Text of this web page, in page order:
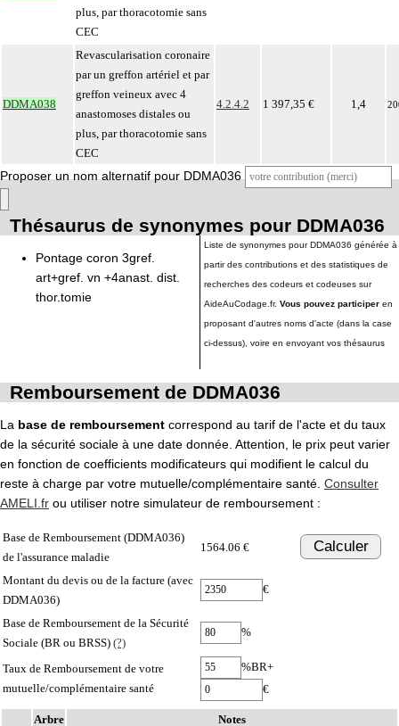
plus, par thoracotomie sans
CEC
DDMA038
Revascularisation coronaire
par un greffon artériel et par
greffon veineux avec 4
anastomoses distales ou
plus, par thoracotomie sans
CEC
4.2.4.2 1 397,35 € 1,4
Proposer un nom alternatif pour DDMA036
Thésaurus de synonymes pour DDMA036
Pontage coron 3gref.
art+gref. vn +4anast. dist.
thor.tomie
Liste de synonymes pour DDMA036 générée à
partir des contributions et des statistiques de
recherches des codeurs et codeuses sur
AideAuCodage.fr. Vous pouvez participer en
proposant d'autres noms d'acte (dans la case
ci-dessus), voire en envoyant vos thésaurus
Remboursement de DDMA036
La base de remboursement correspond au tarif de l'acte et du taux
de la sécurité sociale à une date donnée. Attention, le prix peut varier
en fonction de coefficients modificateurs qui modifient le calcul du
reste à charge par votre mutuelle/complémentaire santé. Consulter
AMELI.fr ou utiliser notre simulateur de remboursement :
Base de Remboursement (DDMA036)
de l'assurance maladie
1564.06 € Calculer
Montant du devis ou de la facture (avec
DDMA036)
€
Base de Remboursement de la Sécurité
Sociale (BR ou BRSS) (?)
%
Taux de Remboursement de votre
mutuelle/complémentaire santé
%BR+
€
Arbre Notes